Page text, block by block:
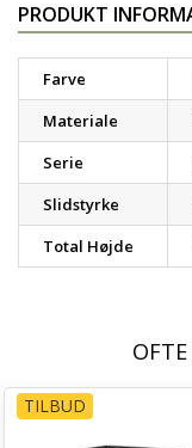
PRODUKT
Farve
Materiale
Serie
Slidstyrke
Total Højde
TILBUD